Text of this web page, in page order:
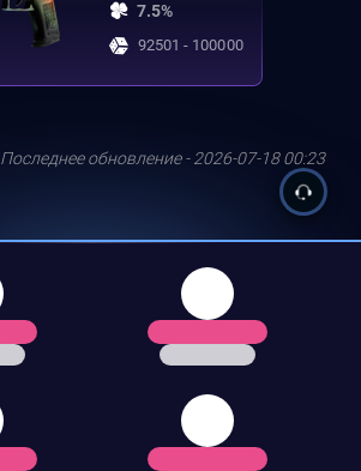
7.5%
92501 - 100000
Последнее обновление - 2026-07-18 00:23